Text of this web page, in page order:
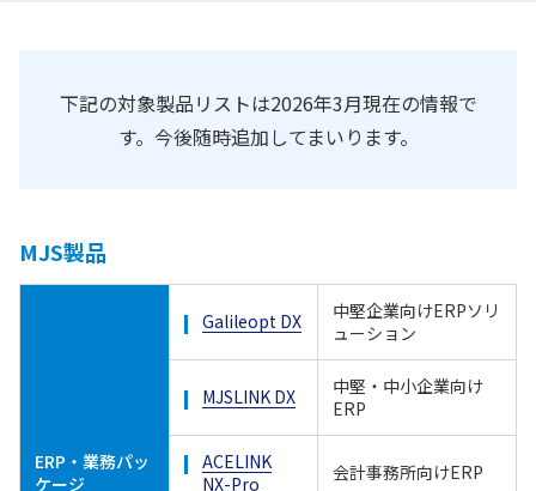
下記の対象製品リストは2026年3月現在の情報で
す。今後随時追加してまいります。
MJS製品
ERP・業務パッ
ケージ
Galileopt DX
中堅企業向けERPソリ
ューション
MJSLINK DX
中堅・中小企業向け
ERP
ACELINK
NX-Pro
会計事務所向けERP